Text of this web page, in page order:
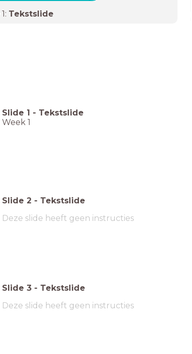
1: Tekstslide
Slide 1 - Tekstslide
Week 1
Slide 2 - Tekstslide
Deze slide heeft geen instructies
Slide 3 - Tekstslide
Deze slide heeft geen instructies